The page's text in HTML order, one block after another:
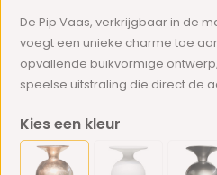
De Pip Vaas, verkrijgbaar in de
voegt een unieke charme toe
opvallende buikvormige
speelse uitstraling die direct de
Kies een kleur